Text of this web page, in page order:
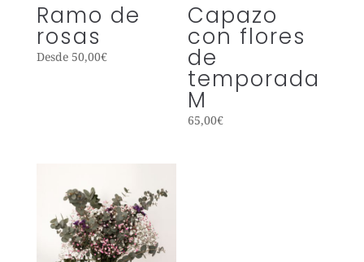
Ramo de
rosas
Desde 50,00€
Capazo
con flores
de
temporada
M
65,00€